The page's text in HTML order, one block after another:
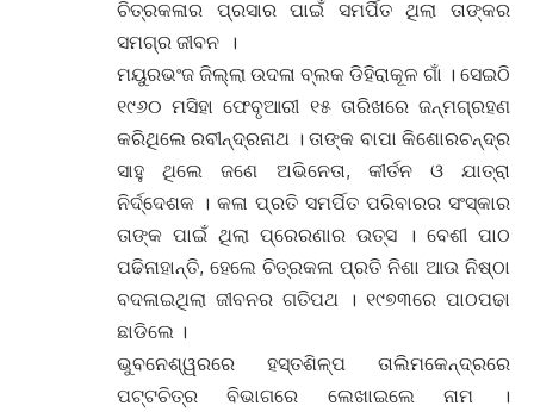
ଚିତ୍ରକଳାର ପ୍ରସାର ପାଇଁ ସମର୍ପିତ ଥିଲା ତାଙ୍କର
ସମଗ୍ର ଜୀବନ ।
ମୟୁରଭଂଜ ଜିଲ୍ଲା ଉଦଳା ବ୍ଲକ ଡିହିରାକୂଳ ଗାଁ । ସେଇଠି
୧୯୬୦ ମସିହା ଫେବୃଆରୀ ୧୫ ତାରିଖରେ ଜନ୍ମଗ୍ରହଣ
କରିଥିଲେ ରବୀନ୍ଦ୍ରନାଥ । ତାଙ୍କ ବାପା କିଶୋରଚନ୍ଦ୍ର
ସାହୁ ଥିଲେ ଜଣେ ଅଭିନେତା, କୀର୍ତନ ଓ ଯାତ୍ରା
ନିର୍ଦ୍ଦେଶକ । କଳା ପ୍ରତି ସମର୍ପିତ ପରିବାରର ସଂସ୍କାର
ତାଙ୍କ ପାଇଁ ଥିଲା ପ୍ରେରଣାର ଉତ୍ସ । ବେଶୀ ପାଠ
ପଢିନାହାନ୍ତି, ହେଲେ ଚିତ୍ରକଳା ପ୍ରତି ନିଶା ଆଉ ନିଷ୍ଠା
ବଦଳାଇଥିଲା ଜୀବନର ଗତିପଥ । ୧୯୭୩ରେ ପାଠପଢା
ଛାଡିଲେ ।
ଭୁବନେଶ୍ୱରରେ ହସ୍ତଶିଳ୍ପ ତାଲିମକେନ୍ଦ୍ରରେ
ପଟ୍ଟଚିତ୍ର ବିଭାଗରେ ଲେଖାଇଲେ ନାମ ।